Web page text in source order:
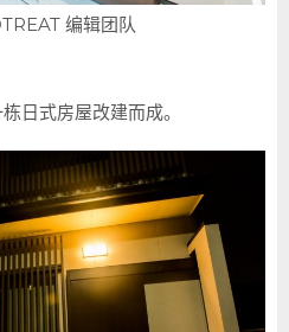
编辑团队
日式房屋改建而成。